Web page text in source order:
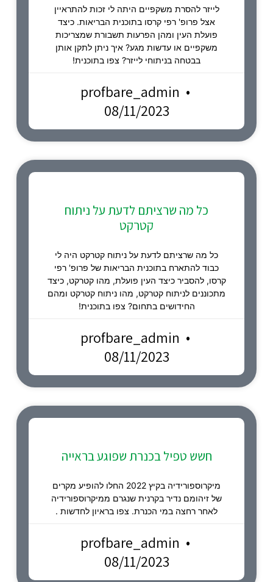
לייזר להסרת משקפיים היתה לי זכות להתראיין
אצל פרופ' רפי קרסו בתוכנית הבריאות. כיצד
פועלת העין ומהן הפרעות תשבורת שמצריכות
משקפיים או עדשות מגע? איך ניתן לתקן אותן
בבטחה בניתוחי לייזר? צפו בתוכנית!
profbare_admin
08/11/2023
כל מה שרציתם לדעת על ניתוח
קטרקט
כל מה שרציתם לדעת על ניתוח קטרקט היה לי
כבוד להתארח בתוכנית הבריאות של פרופ' רפי
קרסו, להסביר כיצד העין פועלת, מהו קטרקט, כיצד
מתכוננים לניתוח קטרקט, מהו ניתוח קטרקט ומהם
החידושים בתחום? צפו בתוכנית!
profbare_admin
08/11/2023
חשש טפיל בכנרת שפוגע בראייה
מיקרוספורידיה בקיץ 2022 החלו להופיע מקרים
של זיהומם נדיר בקרנית שנגרם ממיקרוספורידיה
לאחר רחצה במי הכנרת. צפו בראיון לחדשות .
profbare_admin
08/11/2023